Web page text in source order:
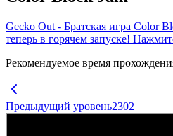
Gecko Out - Братская игра Color
теперь в горячем запуске!
Рекомендуемое время
Предыдущий уровень2302